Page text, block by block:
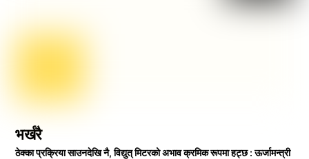
भर्खरै
ठेक्का प्रक्रिया साउनदेखि नै, विद्युत् मिटरको अभाव क्रमिक रूपमा हट्छ : ऊर्जामन्त्री